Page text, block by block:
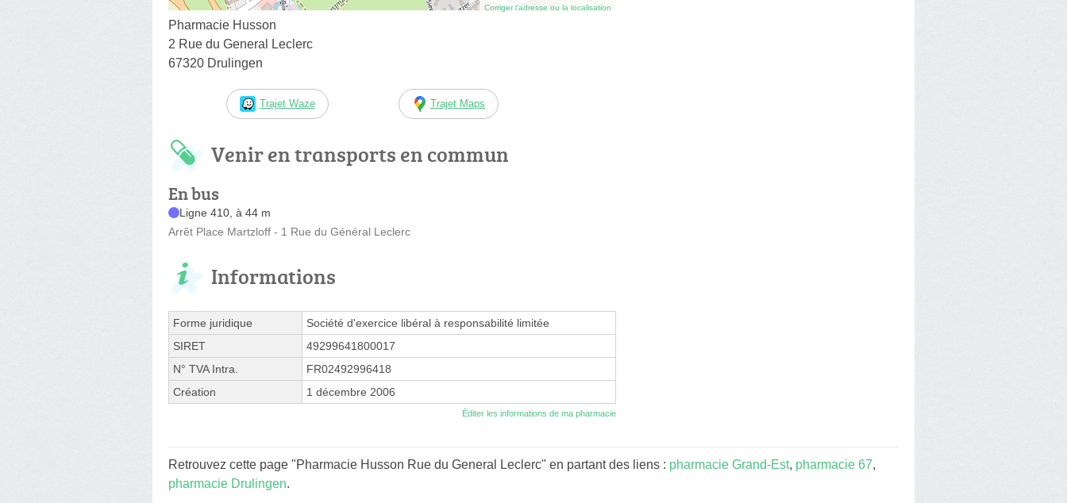
Corriger l’adresse ou la localisation
Pharmacie Husson
2 Rue du General Leclerc
67320 Drulingen
Trajet Waze Trajet Maps
Venir en transports en commun
En bus
Ligne 410, à 44 m
Arrêt Place Martzloff - 1 Rue du Général Leclerc
Informations
Forme juridique
Société d'exercice libéral à responsabilité limitée
SIRET
49299641800017
N° TVA Intra.
FR02492996418
Création
1 décembre 2006
Éditer les informations de ma pharmacie
Retrouvez cette page "Pharmacie Husson Rue du General Leclerc" en partant des liens : pharmacie Grand-Est, pharmacie 67,
pharmacie Drulingen.